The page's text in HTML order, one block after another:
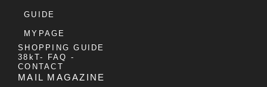
GUIDE
MYPAGE
SHOPPING GUIDE
38kT- FAQ -
CONTACT
MAIL MAGAZINE